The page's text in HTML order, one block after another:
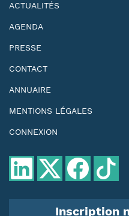
ACTUALITÉS
AGENDA
PRESSE
CONTACT
ANNUAIRE
MENTIONS LÉGALES
CONNEXION
Inscription